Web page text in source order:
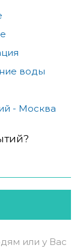
воды
- Москва
или у Вас